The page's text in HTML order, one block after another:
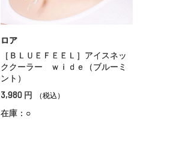
ロア
［ＢＬＵＥＦＥＥＬ］アイスネッ
ククーラー ｗｉｄｅ（ブルーミ
ント）
3,980 円 （税込）
在庫：○